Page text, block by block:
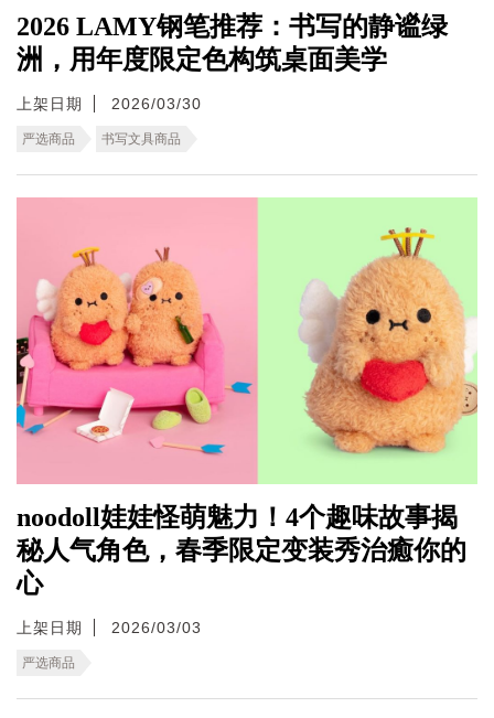
2026 LAMY钢笔推荐：书写的静谧绿
洲，用年度限定色构筑桌面美学
上架日期 2026/03/30
严选商品 书写文具商品
noodoll娃娃怪萌魅力！4个趣味故事揭
秘人气角色，春季限定变装秀治癒你的
心
上架日期 2026/03/03
严选商品